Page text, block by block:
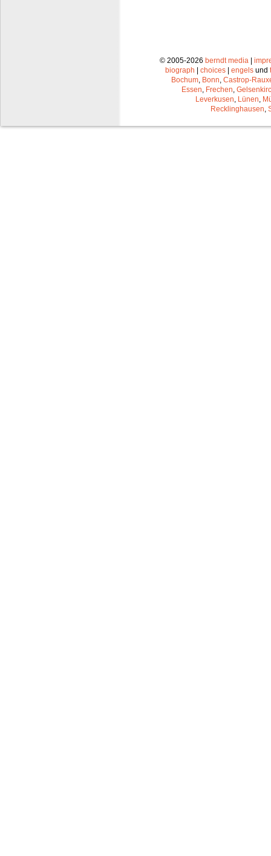
© 2005-2026 berndt media |
biograph | choices | engels und
Bochum Bonn Castrop-
Essen Frechen
Leverkusen Lünen
Recklinghausen